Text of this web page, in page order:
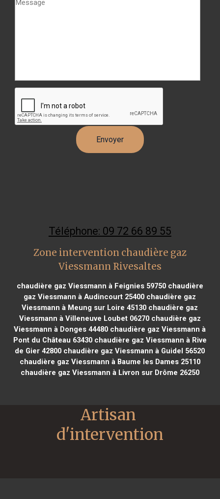
Téléphone: 09 72 66 89 55
Zone intervention chaudière gaz
Viessmann Rivesaltes
chaudière gaz Viessmann à Feignies 59750chaudière
gaz Viessmann à Audincourt 25400 chaudière gaz
Viessmann à Meung sur Loire 45130 chaudière gaz
Viessmann à Villeneuve Loubet 06270chaudière gaz
Viessmann à Donges 44480 chaudière gaz Viessmann à
Pont du Château 63430chaudière gaz Viessmann à Rive
de Gier 42800 chaudière gaz Viessmann à Guidel 56520
chaudière gaz Viessmann à Baume les Dames 25110
chaudière gaz Viessmann à Livron sur Drôme 26250
Artisan
d'intervention